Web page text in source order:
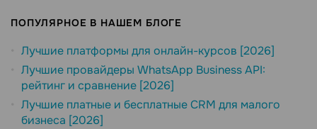
ПОПУЛЯРНОЕ В НАШЕМ БЛОГЕ
Лучшие платформы для онлайн-курсов [2026]
Лучшие провайдеры WhatsApp Business API:
рейтинг и сравнение [2026]
Лучшие платные и бесплатные CRM для малого
бизнеса [2026]